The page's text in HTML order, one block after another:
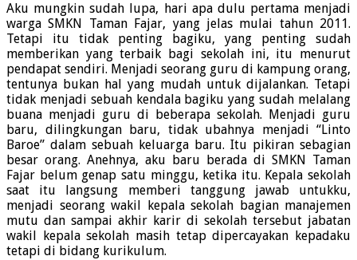
Aku mungkin sudah lupa, hari apa dulu pertama menjadi
warga SMKN Taman Fajar, yang jelas mulai tahun 2011.
Tetapi itu tidak penting bagiku, yang penting sudah
memberikan yang terbaik bagi sekolah ini, itu menurut
pendapat sendiri. Menjadi seorang guru di kampung orang,
tentunya bukan hal yang mudah untuk dijalankan. Tetapi
tidak menjadi sebuah kendala bagiku yang sudah melalang
buana menjadi guru di beberapa sekolah. Menjadi guru
baru, dilingkungan baru, tidak ubahnya menjadi “Linto
Baroe” dalam sebuah keluarga baru. Itu pikiran sebagian
besar orang. Anehnya, aku baru berada di SMKN Taman
Fajar belum genap satu minggu, ketika itu. Kepala sekolah
saat itu langsung memberi tanggung jawab untukku,
menjadi seorang wakil kepala sekolah bagian manajemen
mutu dan sampai akhir karir di sekolah tersebut jabatan
wakil kepala sekolah masih tetap dipercayakan kepadaku
tetapi di bidang kurikulum.